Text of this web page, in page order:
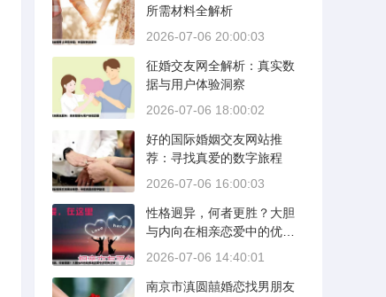
所需材料全解析
2026-07-06 20:00:03
征婚交友网全解析：真实数
据与用户体验洞察
2026-07-06 18:00:02
好的国际婚姻交友网站推
荐：寻找真爱的数字旅程
2026-07-06 16:00:03
性格迥异，何者更胜？大胆
与内向在相亲恋爱中的优势
分析
2026-07-06 14:40:01
南京市滇圆囍婚恋找男朋友